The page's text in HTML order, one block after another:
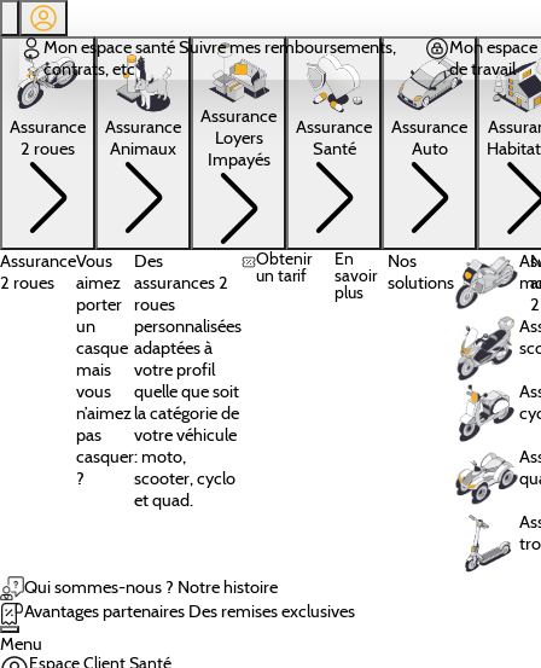
Aller au contenu principal
Mon espace santéSuivre mes remboursements,
contrats, etc
Mon
de travail
Assurance
2 roues
Assurance
Animaux
Assurance
Loyers
Impayés
Assurance
Santé
Assurance
Auto
Assurance
2 roues
Vous
aimez
porter
un
casque
mais
vous
n’aimez
pas
casquer
?
Des
assurances 2
roues
personnalisées
adaptées à
votre profil
quelle que soit
la catégorie de
votre véhicule
: moto,
scooter, cyclo
et quad.
Obtenir
un tarif
En
savoir
plus
Nos
solutions
Qui sommes-nous ? Notre histoire
Avantages partenaires Des remises exclusives
Menu
Espace Client Santé